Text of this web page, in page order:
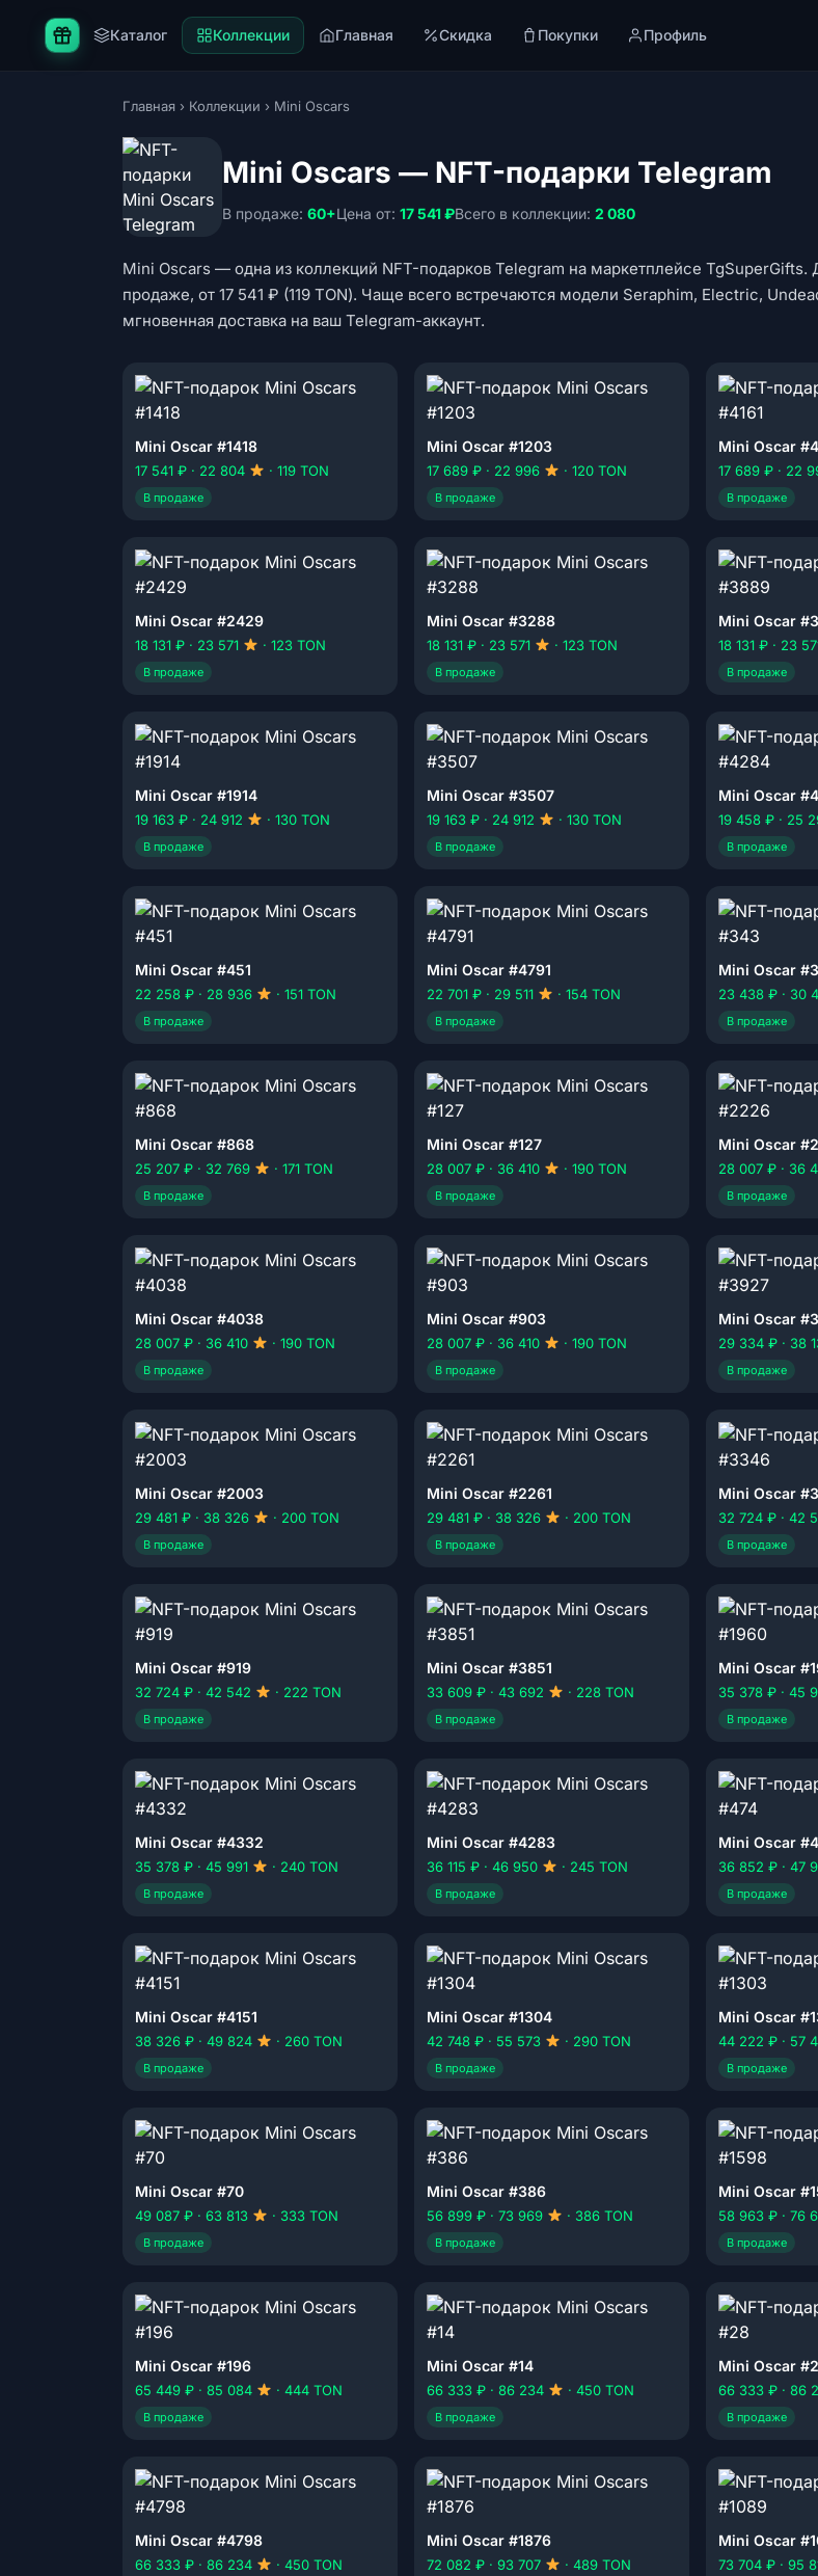
Каталог Коллекции Главная Скидка Покупки Профиль
Главная › Коллекции › Mini Oscars
Mini Oscars — NFT-подарки Telegram
В продаже: 60+Цена от: 17 541 ₽Всего в коллекции: 2 080
Mini Oscars — одна из коллекций NFT-подарков Telegram на маркетплейсе TgSuperGifts.
продаже, от 17 541 ₽ (119 TON). Чаще всего встречаются модели Seraphim, Electric,
мгновенная доставка на ваш Telegram-аккаунт.
Mini Oscar #1418
17 541 ₽ · 22 804 · 119 TON
В продаже
Mini Oscar #1203
17 689 ₽ · 22 996 · 120 TON
В продаже
Mini Oscar
17 689 ₽ · 22
В продаже
Mini Oscar #2429
18 131 ₽ · 23 571 · 123 TON
В продаже
Mini Oscar #3288
18 131 ₽ · 23 571 · 123 TON
В продаже
Mini Oscar
18 131 ₽ · 23
В продаже
Mini Oscar #1914
19 163 ₽ · 24 912 · 130 TON
В продаже
Mini Oscar #3507
19 163 ₽ · 24 912 · 130 TON
В продаже
Mini Oscar
19 458 ₽ · 25
В продаже
Mini Oscar #451
22 258 ₽ · 28 936 · 151 TON
В продаже
Mini Oscar #4791
22 701 ₽ · 29 511 · 154 TON
В продаже
Mini Oscar
23 438 ₽ · 30
В продаже
Mini Oscar #868
25 207 ₽ · 32 769 · 171 TON
В продаже
Mini Oscar #127
28 007 ₽ · 36 410 · 190 TON
В продаже
Mini Oscar
28 007 ₽ · 36
В продаже
Mini Oscar #4038
28 007 ₽ · 36 410 · 190 TON
В продаже
Mini Oscar #903
28 007 ₽ · 36 410 · 190 TON
В продаже
Mini Oscar
29 334 ₽ · 38
В продаже
Mini Oscar #2003
29 481 ₽ · 38 326 · 200 TON
В продаже
Mini Oscar #2261
29 481 ₽ · 38 326 · 200 TON
В продаже
Mini Oscar
32 724 ₽ · 42
В продаже
Mini Oscar #919
32 724 ₽ · 42 542 · 222 TON
В продаже
Mini Oscar #3851
33 609 ₽ · 43 692 · 228 TON
В продаже
Mini Oscar
35 378 ₽ · 45
В продаже
Mini Oscar #4332
35 378 ₽ · 45 991 · 240 TON
В продаже
Mini Oscar #4283
36 115 ₽ · 46 950 · 245 TON
В продаже
Mini Oscar
36 852 ₽ · 47
В продаже
Mini Oscar #4151
38 326 ₽ · 49 824 · 260 TON
В продаже
Mini Oscar #1304
42 748 ₽ · 55 573 · 290 TON
В продаже
Mini Oscar
44 222 ₽ · 57
В продаже
Mini Oscar #70
49 087 ₽ · 63 813 · 333 TON
В продаже
Mini Oscar #386
56 899 ₽ · 73 969 · 386 TON
В продаже
Mini Oscar
58 963 ₽ · 76
В продаже
Mini Oscar #196
65 449 ₽ · 85 084 · 444 TON
В продаже
Mini Oscar #14
66 333 ₽ · 86 234 · 450 TON
В продаже
Mini Oscar
66 333 ₽ · 86
В продаже
Mini Oscar #4798
66 333 ₽ · 86 234 · 450 TON
Mini Oscar #1876
72 082 ₽ · 93 707 · 489 TON
Mini Oscar
73 704 ₽ · 95